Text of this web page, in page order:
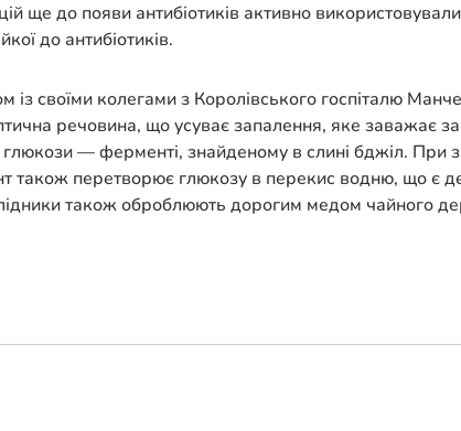
ще до появи антибіотиків активно
до антибіотиків.
із своїми колегами з Королівського госпіталю
речовина, що усуває запалення, яке заважає
— ферменті, знайденому в слині бджіл. При
також перетворює глюкозу в перекис водню, що є
також оброблюють дорогим медом чайного